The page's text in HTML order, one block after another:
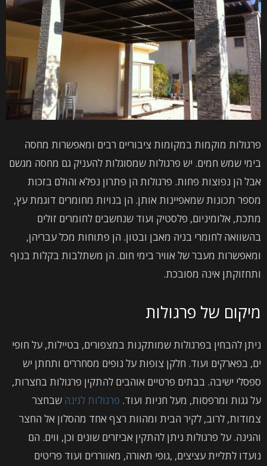
פרגולות מוקמות במקומות ציבוריים רבים ומאפשרות מחסה
בימי שמש חמים. יש פרגולות שמסוגלות להעניק גם מחסה מגשם
אבל הן נפוצות פחות. פרגולות הן פתרון נפלא והולם בזכות
מספר תכונות שמאפיינות אותן. הן בנויות מחומרים דוגמת עץ,
מתכת, אלומיניום, פלסטיק ועוד שנחשבים לחומרים זולים
בהשוואה לחומרי בניה מאבן ובטון. הן פתוחות מכל עבריהן,
ומאפשרות מעבר של אוויר בימי חום. הן משתלבות בקלות בנוף
ותחזוקתן אינה מסובכת.
מיקום של פרגולות
ניתן להבחין בפרגולות שמותקנות במצפורים, בטיילות, על חופי
ים, בפארקים ועוד. חלקן צופות על נופים מסחררים ותחתן יש
ספסלי ישיבה. בבתים פרטיים אוהבים להתקין פרגולות בחצרות,
על גגות ומרפסות, מעל חניות ועוד. פרגולות לגינה שבחצר
צמודות, לרוב, לקיר הבית ומהוות רצף אחד מהסלון אל החצר
והגינה. על פרגולות ניתן להתקין אביזרים שונים וכן, ווים. הם
נועדו לתליית עציצים, ,גופי תאורה, מאווררים ועוד פריטים